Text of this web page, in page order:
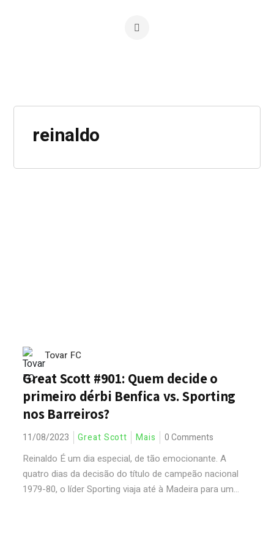
reinaldo
Tovar FC
Great Scott #901: Quem decide o
primeiro dérbi Benfica vs. Sporting
nos Barreiros?
11/08/2023 Great Scott Mais 0 Comments
Reinaldo É um dia especial, de tão emocionante. A
quatro dias da decisão do título de campeão nacional
1979-80, o líder Sporting viaja até à Madeira para um...